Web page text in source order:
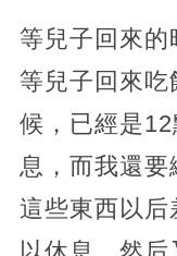
等兒子回來
等兒子回來
候，已經是
息，而我還
這些東西以后